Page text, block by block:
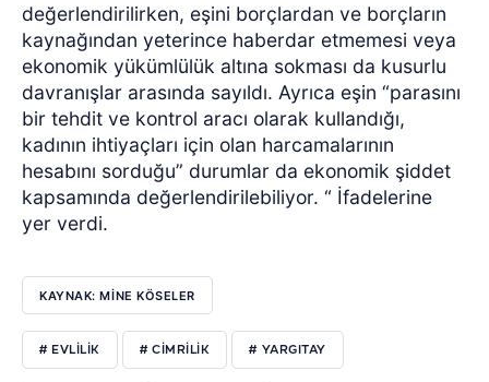
değerlendirilirken, eşini borçlardan ve borçların
kaynağından yeterince haberdar etmemesi veya
ekonomik yükümlülük altına sokması da kusurlu
davranışlar arasında sayıldı. Ayrıca eşin “parasını
bir tehdit ve kontrol aracı olarak kullandığı,
kadının ihtiyaçları için olan harcamalarının
hesabını sorduğu” durumlar da ekonomik şiddet
kapsamında değerlendirilebiliyor. “ İfadelerine
yer verdi.
KAYNAK: MİNE KÖSELER
# EVLILIK # CIMRILIK # YARGITAY